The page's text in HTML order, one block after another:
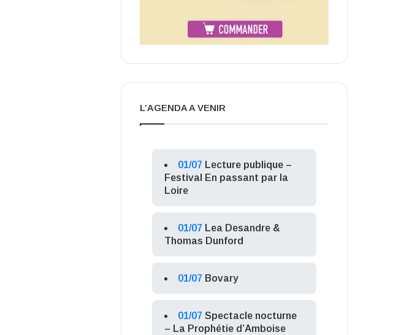
L’AGENDA A VENIR
01/07 Lecture publique –
Festival En passant par la
Loire
01/07 Lea Desandre &
Thomas Dunford
01/07 Bovary
01/07 Spectacle nocturne
– La Prophétie d’Amboise